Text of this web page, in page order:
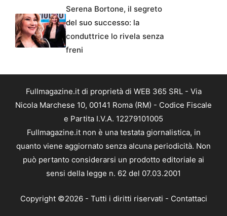
Serena Bortone, il segreto
del suo successo: la
conduttrice lo rivela senza
freni
Fullmagazine.it di proprietà di WEB 365 SRL - Via
Nicola Marchese 10, 00141 Roma (RM) - Codice Fiscale
e Partita I.V.A. 12279101005
Fullmagazine.it non è una testata giornalistica, in
quanto viene aggiornato senza alcuna periodicità. Non
può pertanto considerarsi un prodotto editoriale ai
sensi della legge n. 62 del 07.03.2001
Copyright ©2026 - Tutti i diritti riservati - Contattaci